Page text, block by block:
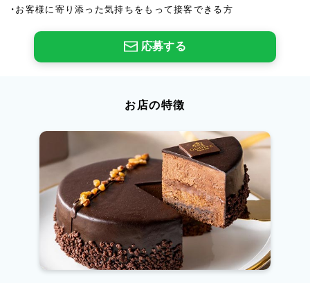
・お客様に寄り添った気持ちをもって接客できる方
応募する
お店の特徴